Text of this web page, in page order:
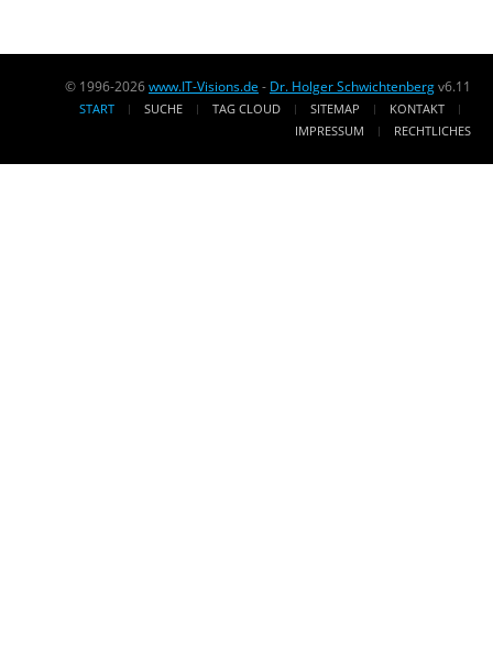
© 1996-2026www.IT-Visions.de - Dr. Holger Schwichtenbergv6.11
START SUCHE TAG CLOUD SITEMAP
KONTAKT
IMPRESSUM
RECHTLICHES